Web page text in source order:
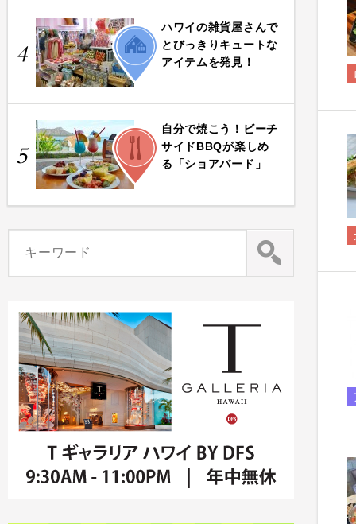
4
LIFE
ハワイの雑貨屋さんで
とびっきりキュートな
アイテムを発見！
5
FOOD
自分で焼こう！ビーチ
サイドBBQが楽しめ
る「ショアバード」